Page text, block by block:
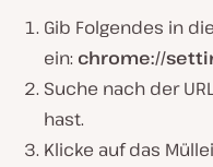
Gib Folgendes in
ein: chrome://
Suche nach der
hast.
Klicke auf das